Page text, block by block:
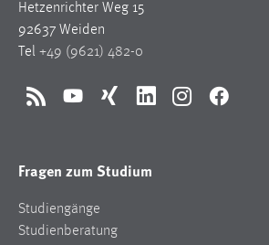
Hetzenrichter Weg 15
92637 Weiden
Tel +49 (9621) 482-0
RSS YouTubeXing LinkedInInstagramFacebook
Fragen zum Studium
Studiengänge
Studienberatung